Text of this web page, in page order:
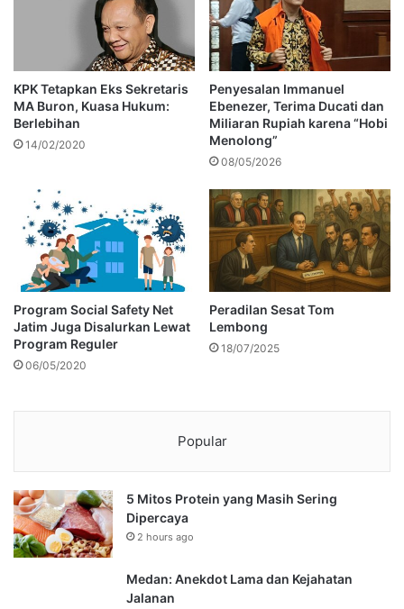
KPK Tetapkan Eks Sekretaris
MA Buron, Kuasa Hukum:
Berlebihan
14/02/2020
Penyesalan Immanuel
Ebenezer, Terima Ducati dan
Miliaran Rupiah karena “Hobi
Menolong”
08/05/2026
Program Social Safety Net
Jatim Juga Disalurkan Lewat
Program Reguler
06/05/2020
Peradilan Sesat Tom
Lembong
18/07/2025
Popular
5 Mitos Protein yang Masih Sering
Dipercaya
2 hours ago
Medan: Anekdot Lama dan Kejahatan
Jalanan